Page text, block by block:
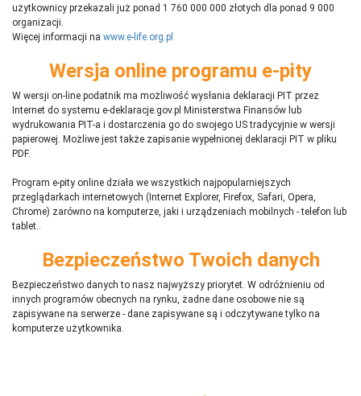
użytkownicy przekazali już ponad 1 760 000 000 złotych dla ponad 9 000
organizacji.
Więcej informacji na www.e-life.org.pl
Wersja online programu e-pity
W wersji on-line podatnik ma możliwość wysłania deklaracji PIT przez
Internet do systemu e-deklaracje.gov.pl Ministerstwa Finansów lub
wydrukowania PIT-a i dostarczenia go do swojego US tradycyjnie w wersji
papierowej. Możliwe jest także zapisanie wypełnionej deklaracji PIT w pliku
PDF.
Program e-pity online działa we wszystkich najpopularniejszych
przeglądarkach internetowych (Internet Explorer, Firefox, Safari, Opera,
Chrome) zarówno na komputerze, jaki i urządzeniach mobilnych - telefon lub
tablet..
Bezpieczeństwo Twoich danych
Bezpieczeństwo danych to nasz najwyższy priorytet. W odróżnieniu od
innych programów obecnych na rynku, żadne dane osobowe nie są
zapisywane na serwerze - dane zapisywane są i odczytywane tylko na
komputerze użytkownika.